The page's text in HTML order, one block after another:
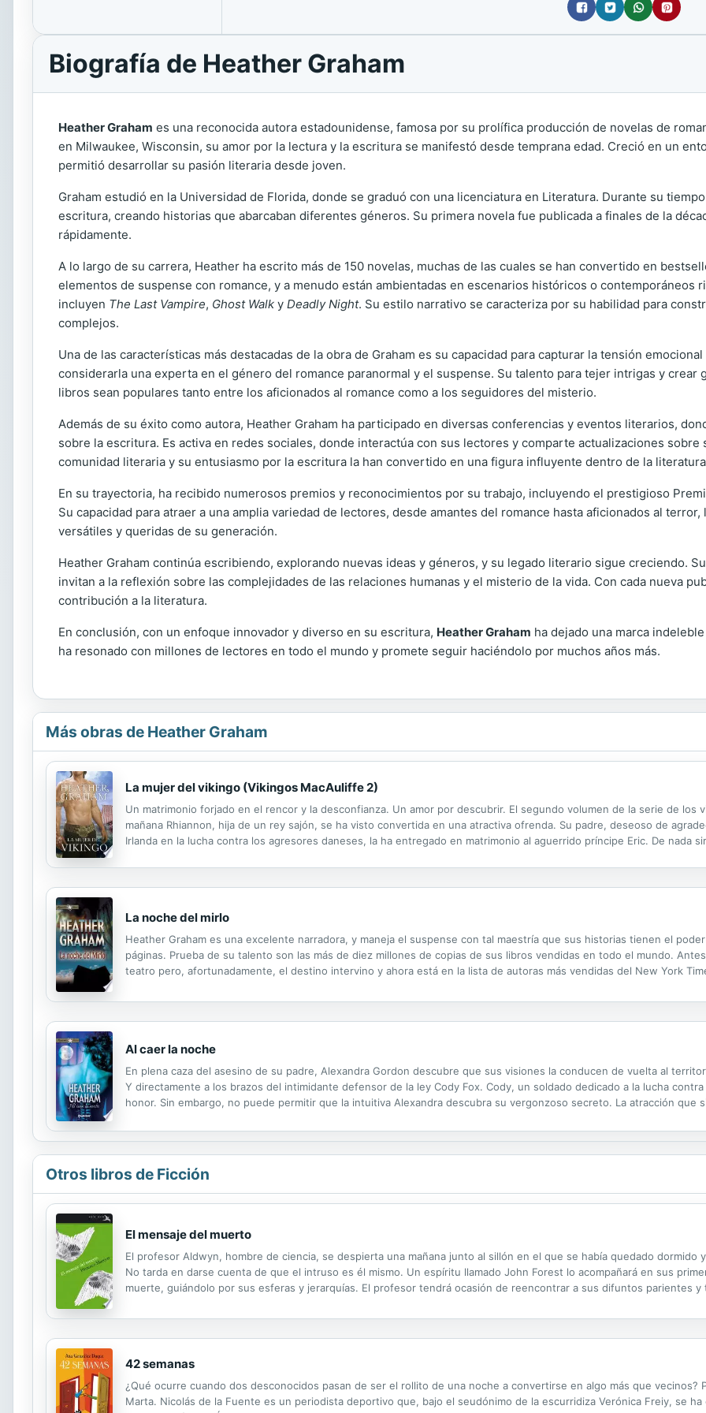
Biografía de Heather Graham
Heather Graham es una reconocida autora estadounidense, famosa por su prolífica producción de novelas de
en Milwaukee, Wisconsin, su amor por la lectura y la escritura se manifestó desde temprana edad. Creció en un
permitió desarrollar su pasión literaria desde joven.
Graham estudió en la Universidad de Florida, donde se graduó con una licenciatura en Literatura. Durante su
escritura, creando historias que abarcaban diferentes géneros. Su primera novela fue publicada a finales de la
rápidamente.
A lo largo de su carrera, Heather ha escrito más de 150 novelas, muchas de las cuales se han convertido en
elementos de suspense con romance, y a menudo están ambientadas en escenarios históricos o contemporáneos
incluyen The Last Vampire, Ghost Walk y Deadly Night. Su estilo narrativo se caracteriza por su habilidad para
complejos.
Una de las características más destacadas de la obra de Graham es su capacidad para capturar la tensión
considerarla una experta en el género del romance paranormal y el suspense. Su talento para tejer intrigas y crear
libros sean populares tanto entre los aficionados al romance como a los seguidores del misterio.
Además de su éxito como autora, Heather Graham ha participado en diversas conferencias y eventos literarios,
sobre la escritura. Es activa en redes sociales, donde interactúa con sus lectores y comparte actualizaciones
comunidad literaria y su entusiasmo por la escritura la han convertido en una figura influyente dentro de la
En su trayectoria, ha recibido numerosos premios y reconocimientos por su trabajo, incluyendo el prestigioso
Su capacidad para atraer a una amplia variedad de lectores, desde amantes del romance hasta aficionados al
versátiles y queridas de su generación.
Heather Graham continúa escribiendo, explorando nuevas ideas y géneros, y su legado literario sigue creciendo.
invitan a la reflexión sobre las complejidades de las relaciones humanas y el misterio de la vida. Con cada nueva
contribución a la literatura.
En conclusión, con un enfoque innovador y diverso en su escritura, Heather Graham ha dejado una marca
ha resonado con millones de lectores en todo el mundo y promete seguir haciéndolo por muchos años más.
Más obras de Heather Graham
La mujer del vikingo (Vikingos MacAuliffe 2)
Un matrimonio forjado en el rencor y la desconfianza. Un amor por descubrir. El segundo volumen de la serie de los
mañana Rhiannon, hija de un rey sajón, se ha visto convertida en una atractiva ofrenda. Su padre, deseoso de
Irlanda en la lucha contra los agresores daneses, la ha entregado en matrimonio al aguerrido príncipe Eric. De nada
La noche del mirlo
Heather Graham es una excelente narradora, y maneja el suspense con tal maestría que sus historias tienen el
páginas. Prueba de su talento son las más de diez millones de copias de sus libros vendidas en todo el mundo.
teatro pero, afortunadamente, el destino intervino y ahora está en la lista de autoras más vendidas del New York
Al caer la noche
En plena caza del asesino de su padre, Alexandra Gordon descubre que sus visiones la conducen de vuelta al
Y directamente a los brazos del intimidante defensor de la ley Cody Fox. Cody, un soldado dedicado a la lucha
honor. Sin embargo, no puede permitir que la intuitiva Alexandra descubra su vergonzoso secreto. La atracción que
Otros libros de Ficción
El mensaje del muerto
El profesor Aldwyn, hombre de ciencia, se despierta una mañana junto al sillón en el que se había quedado dormido
No tarda en darse cuenta de que el intruso es él mismo. Un espíritu llamado John Forest lo acompañará en sus
muerte, guiándolo por sus esferas y jerarquías. El profesor tendrá ocasión de reencontrar a sus difuntos parientes
42 semanas
¿Qué ocurre cuando dos desconocidos pasan de ser el rollito de una noche a convertirse en algo más que vecinos?
Marta. Nicolás de la Fuente es un periodista deportivo que, bajo el seudónimo de la escurridiza Verónica Freiy, se